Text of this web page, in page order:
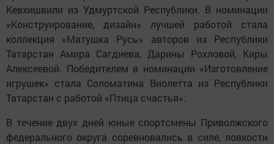
Кевхишвили из Удмуртской Республики. В номинации
«Конструирование, дизайн» лучшей работой стала
коллекция «Матушка Русь» авторов из Республики
Татарстан Амира Сагдиева, Дарины Рохловой, Киры
Алексеевой. Победителем в номинации «Изготовление
игрушек» стала Соломатина Виолетта из Республики
Татарстан с работой «Птица счастья».
В течение двух дней юные спортсмены Приволжского
федерального округа соревновались в силе, ловкости